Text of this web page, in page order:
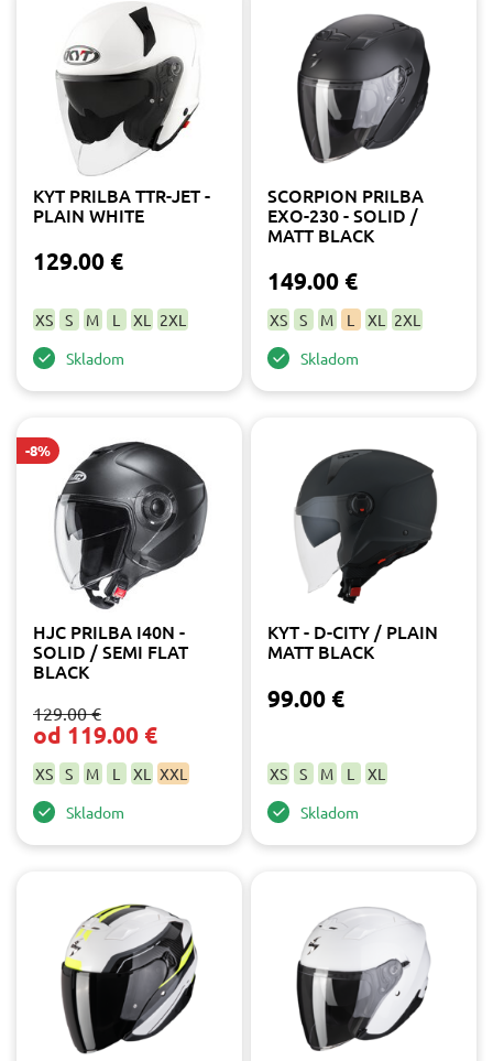
2XL
L
92
M
95
XL
XXL
Výrobca
HJC
Scorpion
Shark
12
Farba
biela
13
červená
čierna
modrá
oranžová
strieborná
šedá
zelená
žltá
KYT PRILBA TTR-JET -
PLAIN WHITE
129.00 €
XS S M L XL
2XL
Skladom
SCORPION PRILBA
EXO-230 - SOLID /
MATT BLACK
149.00 €
XS S M L XL
2XL
Skladom
-8%
HJC PRILBA I40N -
SOLID / SEMI FLAT
BLACK
129.00 €
od 119.00 €
XS S M L XL
XXL
Skladom
KYT - D-CITY / PLAIN
MATT BLACK
99.00 €
XS S M L
XL
Skladom